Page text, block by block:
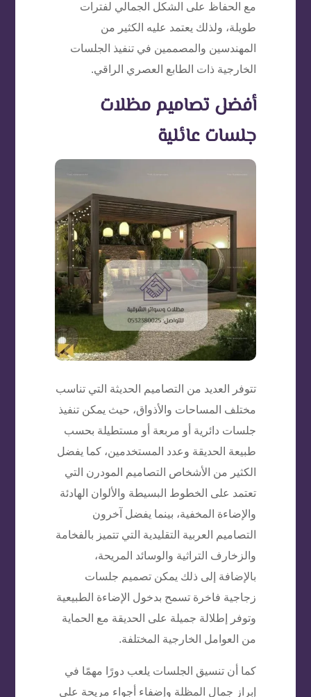
مع الحفاظ على الشكل الجمالي لفترات
طويلة، ولذلك يعتمد عليه الكثير من
المهندسين والمصممين في تنفيذ الجلسات
الخارجية ذات الطابع العصري الراقي.
أفضل تصاميم مظلات
جلسات عائلية
تتوفر العديد من التصاميم الحديثة التي تناسب
مختلف المساحات والأذواق، حيث يمكن تنفيذ
جلسات دائرية أو مربعة أو مستطيلة بحسب
طبيعة الحديقة وعدد المستخدمين، كما يفضل
الكثير من الأشخاص التصاميم المودرن التي
تعتمد على الخطوط البسيطة والألوان الهادئة
والإضاءة المخفية، بينما يفضل آخرون
التصاميم العربية التقليدية التي تتميز بالفخامة
والزخارف التراثية والوسائد المريحة،
بالإضافة إلى ذلك يمكن تصميم جلسات
زجاجية فاخرة تسمح بدخول الإضاءة الطبيعية
وتوفر إطلالة جميلة على الحديقة مع الحماية
من العوامل الخارجية المختلفة.
كما أن تنسيق الجلسات يلعب دورًا مهمًا في
إبراز جمال المظلة وإضفاء أجواء مريحة على